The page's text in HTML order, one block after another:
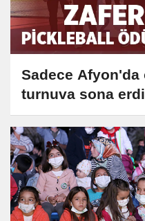
Sadece
turnuva sona erdi